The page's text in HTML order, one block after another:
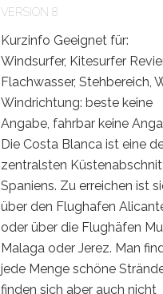
VERSION 8
Kurzinfo Geeignet für:
Windsurfer, Kitesurfer
Flachwasser, Stehbereich,
Windrichtung: beste keine
Angabe, fahrbar keine
Die Costa Blanca ist eine
zentralsten
Spaniens. Zu erreichen ist
über den Flughafen
oder über die Flughäfen
Malaga oder Jerez. Man
jede Menge schöne
finden sich aber auch nicht